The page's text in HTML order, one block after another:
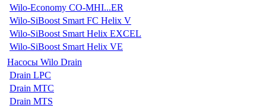
Wilo-Economy CO-MHI...ER
Wilo-SiBoost Smart FC Helix V
Wilo-SiBoost Smart Helix EXCEL
Wilo-SiBoost Smart Helix VE
Насосы Wilo Drain
Drain LPC
Drain MTC
Drain MTS